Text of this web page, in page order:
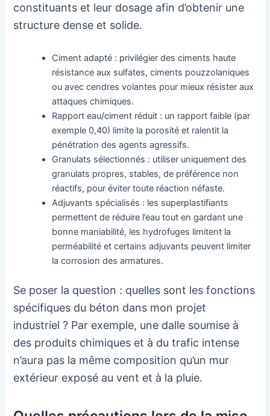
constituants et leur dosage afin d’obtenir une
structure dense et solide.
Ciment adapté : privilégier des ciments haute
résistance aux sulfates, ciments pouzzolaniques
ou avec cendres volantes pour mieux résister aux
attaques chimiques.
Rapport eau/ciment réduit : un rapport faible (par
exemple 0,40) limite la porosité et ralentit la
pénétration des agents agressifs.
Granulats sélectionnés : utiliser uniquement des
granulats propres, stables, de préférence non
réactifs, pour éviter toute réaction néfaste.
Adjuvants spécialisés : les superplastifiants
permettent de réduire l’eau tout en gardant une
bonne maniabilité, les hydrofuges limitent la
perméabilité et certains adjuvants peuvent limiter
la corrosion des armatures.
Se poser la question : quelles sont les fonctions
spécifiques du béton dans mon projet
industriel ? Par exemple, une dalle soumise à
des produits chimiques et à du trafic intense
n’aura pas la même composition qu’un mur
extérieur exposé au vent et à la pluie.